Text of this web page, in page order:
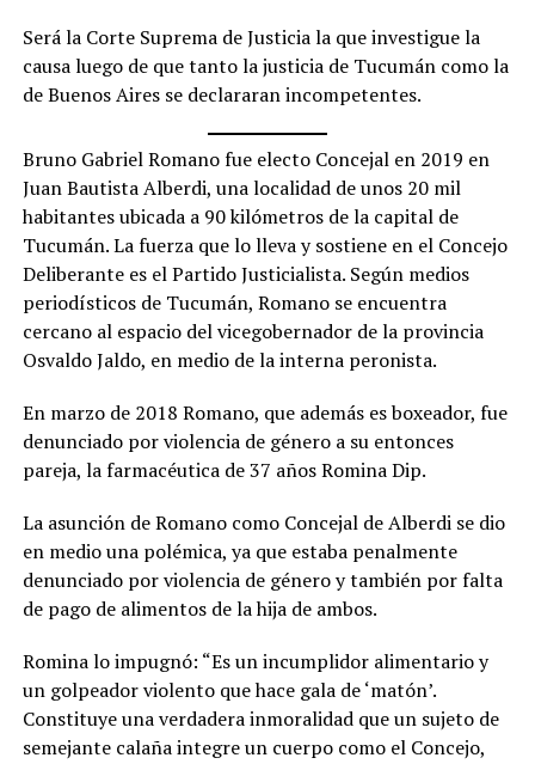
Será la Corte Suprema de Justicia la que investigue la
causa luego de que tanto la justicia de Tucumán como la
de Buenos Aires se declararan incompetentes.
Bruno Gabriel Romano fue electo Concejal en 2019 en
Juan Bautista Alberdi, una localidad de unos 20 mil
habitantes ubicada a 90 kilómetros de la capital de
Tucumán. La fuerza que lo lleva y sostiene en el Concejo
Deliberante es el Partido Justicialista. Según medios
periodísticos de Tucumán, Romano se encuentra
cercano al espacio del vicegobernador de la provincia
Osvaldo Jaldo, en medio de la interna peronista.
En marzo de 2018 Romano, que además es boxeador, fue
denunciado por violencia de género a su entonces
pareja, la farmacéutica de 37 años Romina Dip.
La asunción de Romano como Concejal de Alberdi se dio
en medio una polémica, ya que estaba penalmente
denunciado por violencia de género y también por falta
de pago de alimentos de la hija de ambos.
Romina lo impugnó: “Es un incumplidor alimentario y
un golpeador violento que hace gala de ‘matón’.
Constituye una verdadera inmoralidad que un sujeto de
semejante calaña integre un cuerpo como el Concejo,